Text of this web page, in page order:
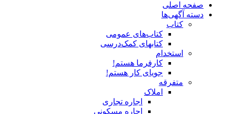
صفحه اصلی
دسته آگهی‌ها
کتاب
کتاب‌های عمومی
کتابهای کمک‌درسی
استخدام
کارفرما هستم!
جویای کار هستم!
متفرقه
املاک
اجاره تجاری
اجاره مسکونی